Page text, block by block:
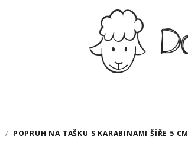
/ POPRUH NA TAŠKU S KARABINAMI ŠÍŘE 5 CM